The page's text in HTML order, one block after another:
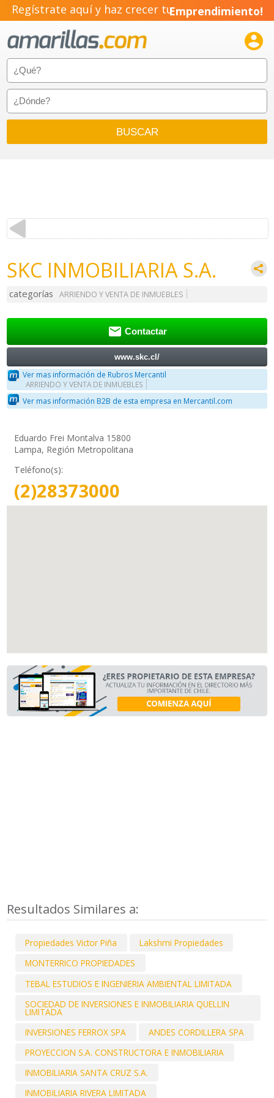
Regístrate aquí y haz crecer tuEmprendimiento!

SKC INMOBILIARIA S.A.
categorías ARRIENDO Y VENTA DE INMUEBLES
 Contactar
www.skc.cl/
Ver mas información de Rubros Mercantil
ARRIENDO Y VENTA DE INMUEBLES
Ver mas información B2B de esta empresa en Mercantil.com
Eduardo Frei Montalva 15800
Lampa, Región Metropolitana
Teléfono(s):
(2)28373000
Resultados Similares a:
Propiedades Victor Piña
Lakshmi Propiedades
MONTERRICO PROPIEDADES
TEBAL ESTUDIOS E INGENIERIA AMBIENTAL LIMITADA
SOCIEDAD DE INVERSIONES E INMOBILIARIA QUELLIN
LIMITADA
INVERSIONES FERROX SPA
ANDES CORDILLERA SPA
PROYECCION S.A. CONSTRUCTORA E INMOBILIARIA
INMOBILIARIA SANTA CRUZ S.A.
INMOBILIARIA RIVERA LIMITADA